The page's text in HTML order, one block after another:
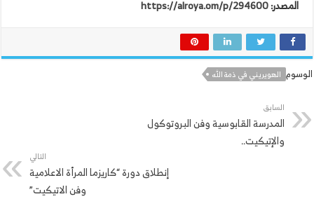
المصدر:https://alroya.om/p/294600
الوسوم الهويريني في ذمة الله
السابق
المدرسة القابوسية وفن البروتوكول
والإتيكيت..
التالي
إنطلاق دورة “كاريزما المرأة الاعلامية
وفن الاتيكيت”